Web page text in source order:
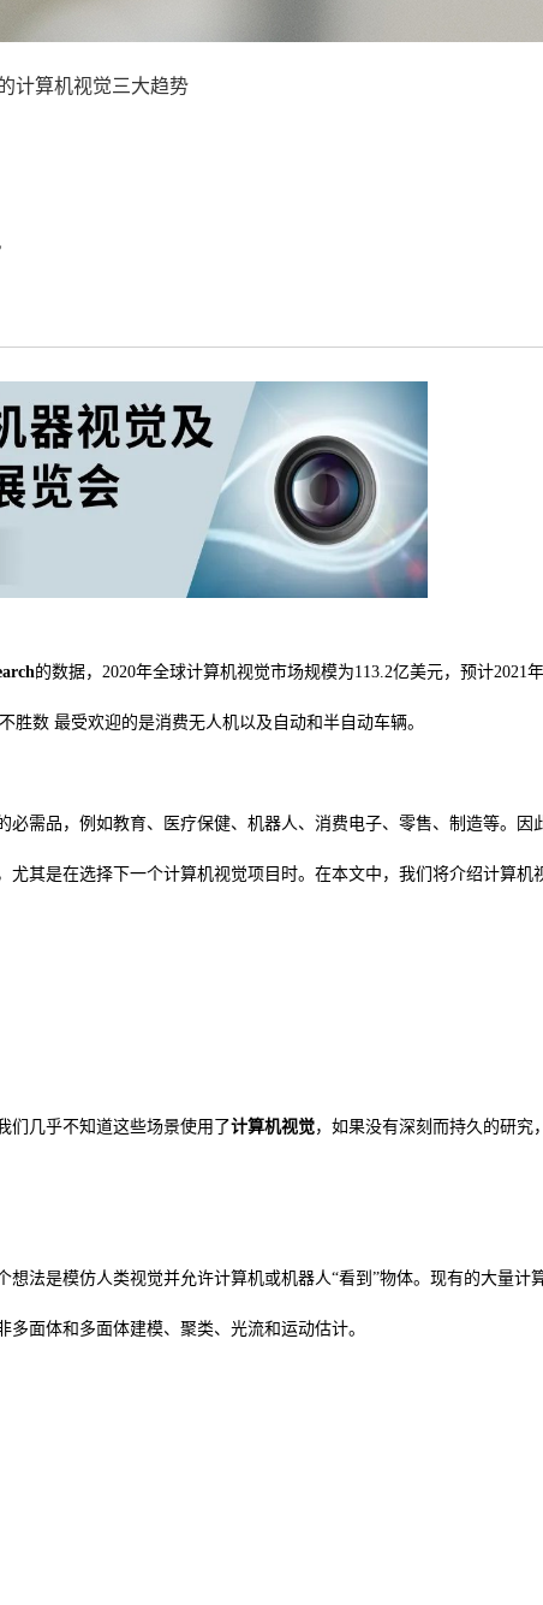
计算机视觉三大趋势
的数据，2020年全球计算机视觉市场规模为113.2亿美元，预计2021
胜数 最受欢迎的是消费无人机以及自动和半自动车辆。
需品，例如教育、医疗保健、机器人、消费电子、零售、制造等。因
其是在选择下一个计算机视觉项目时。在本文中，我们将介绍计算机
们几乎不知道这些场景使用了计算机视觉，如果没有深刻而持久的研究
法是模仿人类视觉并允许计算机或机器人“看到”物体。现有的大量计
面体和多面体建模、聚类、光流和运动估计。